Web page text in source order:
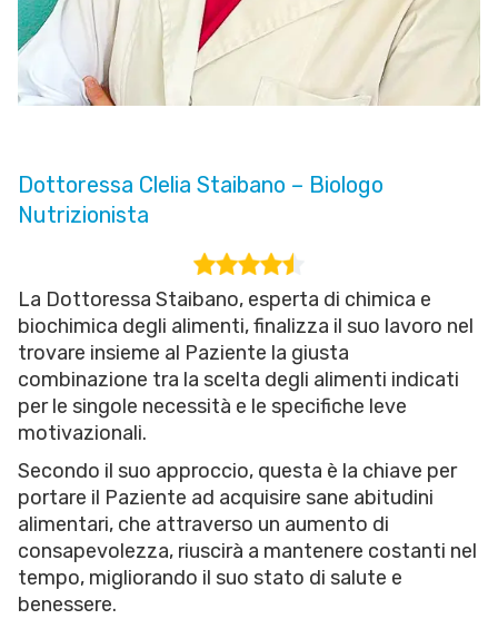
Dottoressa Clelia Staibano – Biologo
Nutrizionista
La Dottoressa Staibano, esperta di chimica e
biochimica degli alimenti, finalizza il suo lavoro nel
trovare insieme al Paziente la giusta
combinazione tra la scelta degli alimenti indicati
per le singole necessità e le specifiche leve
motivazionali.
Secondo il suo approccio, questa è la chiave per
portare il Paziente ad acquisire sane abitudini
alimentari, che attraverso un aumento di
consapevolezza, riuscirà a mantenere costanti nel
tempo, migliorando il suo stato di salute e
benessere.